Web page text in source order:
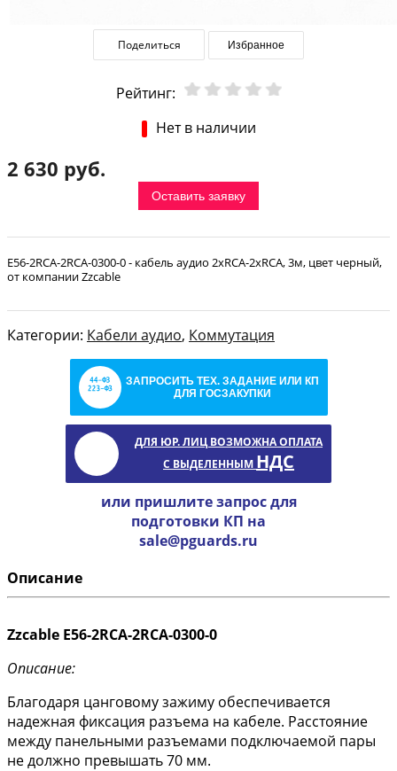
Поделиться Избранное
Рейтинг:
Нет в наличии
2 630 руб.
Оставить заявку
E56-2RCA-2RCA-0300-0 - кабель аудио 2хRCA-2хRCA, 3м, цвет черный,
от компании Zzcable
Категории: Кабели аудио, Коммутация
ЗАПРОСИТЬ ТЕХ. ЗАДАНИЕ ИЛИ КП
ДЛЯ ГОСЗАКУПКИ
ДЛЯ ЮР. ЛИЦ ВОЗМОЖНА ОПЛАТА
С ВЫДЕЛЕННЫМ НДС
или пришлите запрос для
подготовки КП на
sale@pguards.ru
Описание
Zzcable E56-2RCA-2RCA-0300-0
Описание:
Благодаря цанговому зажиму обеспечивается
надежная фиксация разъема на кабеле. Расстояние
между панельными разъемами подключаемой пары
не должно превышать 70 мм.